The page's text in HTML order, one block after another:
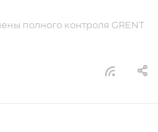
полного контроля GRENT